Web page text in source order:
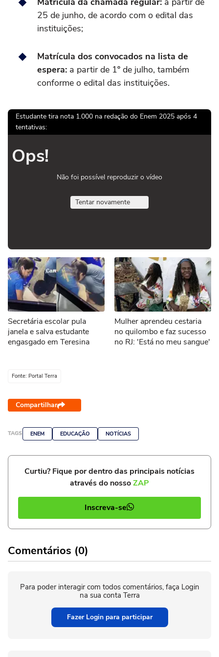
25 de junho, de acordo com o edital das
instituições;
Matrícula dos convocados na lista de
espera: a partir de 1º de julho, também
conforme o edital das instituições.
Estudante tira nota 1.000 na redação do Enem 2025 após 4
tentativas:
Ops!
Não foi possível reproduzir o vídeo
Tentar novamente
Secretária escolar pula
janela e salva estudante
engasgado em Teresina
Mulher aprendeu cestaria
no quilombo e faz sucesso
no RJ: 'Está no meu sangue'
Fonte: Portal Terra
Compartilhar
TAGS ENEM EDUCAÇÃO NOTÍCIAS
Curtiu? Fique por dentro das principais notícias
através do nossoZAP
Inscreva-se
Comentários (0)
Para poder interagir com todos comentários, faça Login
na sua conta Terra
Fazer Login para participar